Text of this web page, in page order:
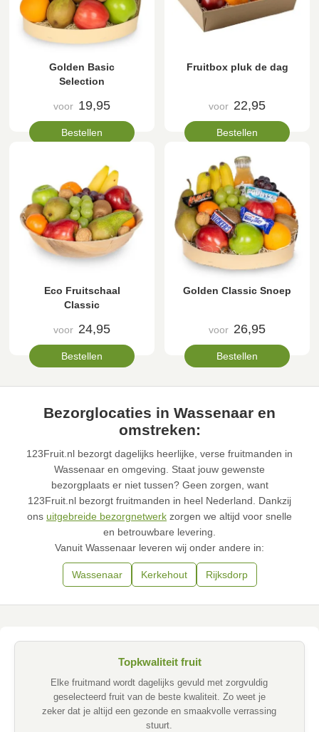
Golden Basic
Selection
voor 19,95
Bestellen
Fruitbox pluk de dag
voor 22,95
Bestellen
Eco Fruitschaal
Classic
voor 24,95
Bestellen
Golden Classic Snoep
voor 26,95
Bestellen
Bezorglocaties in Wassenaar en
omstreken:
123Fruit.nl bezorgt dagelijks heerlijke, verse fruitmanden in
Wassenaar en omgeving. Staat jouw gewenste
bezorgplaats er niet tussen? Geen zorgen, want
123Fruit.nl bezorgt fruitmanden in heel Nederland. Dankzij
ons uitgebreide bezorgnetwerk zorgen we altijd voor snelle
en betrouwbare levering.
Vanuit Wassenaar leveren wij onder andere in:
Wassenaar Kerkehout Rijksdorp
Topkwaliteit fruit
Elke fruitmand wordt dagelijks gevuld met zorgvuldig
geselecteerd fruit van de beste kwaliteit. Zo weet je
zeker dat je altijd een gezonde en smaakvolle verrassing
stuurt.